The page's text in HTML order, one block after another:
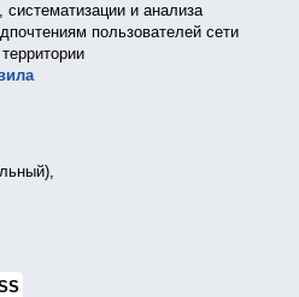
и анализа
пользователей сети